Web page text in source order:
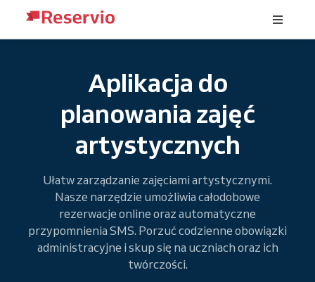
Aplikacja do
planowania zajęć
artystycznych
Ułatw zarządzanie zajęciami artystycznymi.
Nasze narzędzie umożliwia całodobowe
rezerwacje online oraz automatyczne
przypomnienia SMS. Porzuć codzienne obowiązki
administracyjne i skup się na uczniach oraz ich
twórczości.